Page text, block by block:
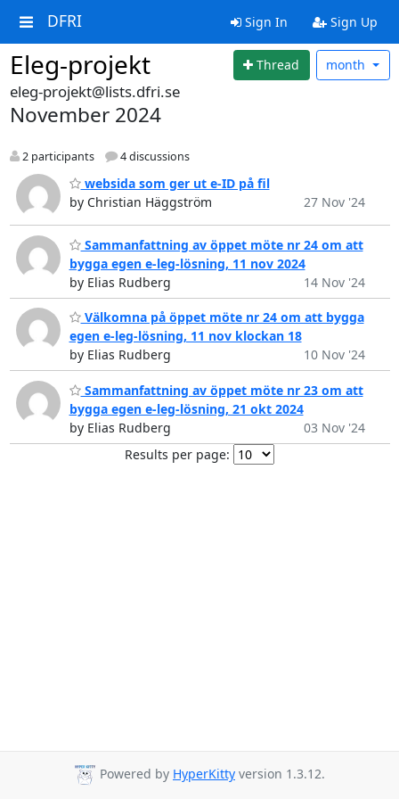
DFRI Sign In Sign Up
Eleg-projekt Thread month
eleg-projekt@lists.dfri.se
November 2024
2 participants 4 discussions
websida som ger ut e-ID på fil
by Christian Häggström
27 Nov '24
Sammanfattning av öppet möte nr 24 om att
bygga egen e-leg-lösning, 11 nov 2024
by Elias Rudberg
14 Nov '24
Välkomna på öppet möte nr 24 om att bygga
egen e-leg-lösning, 11 nov klockan 18
by Elias Rudberg
10 Nov '24
Sammanfattning av öppet möte nr 23 om att
bygga egen e-leg-lösning, 21 okt 2024
by Elias Rudberg
03 Nov '24
Results per page:
Powered by HyperKitty version 1.3.12.